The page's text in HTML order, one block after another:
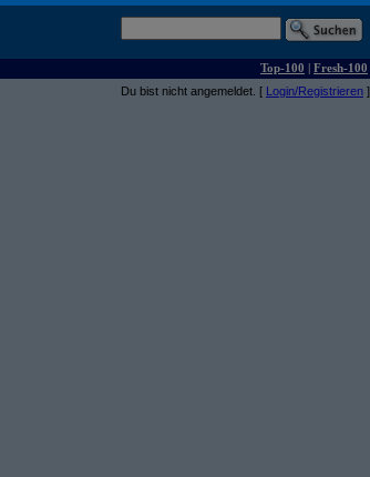
Top-100 | Fresh-100
Du bist nicht angemeldet. [ Login/Registrieren ]